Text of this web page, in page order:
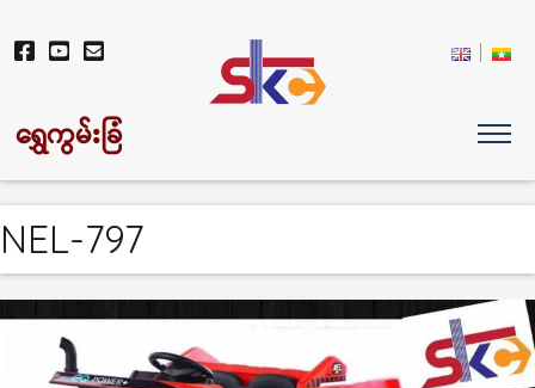
ရွှေကွမ်းခြံ
NEL-797